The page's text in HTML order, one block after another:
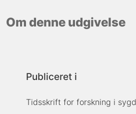
Om denne udgivelse
Publiceret i
Tidsskrift for forskning i